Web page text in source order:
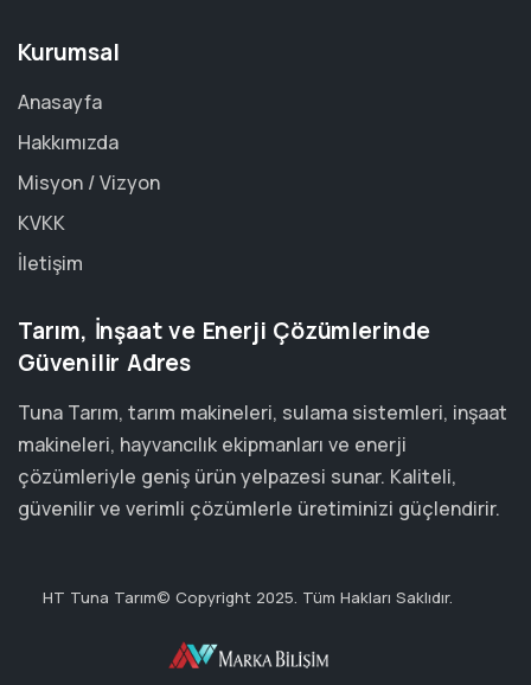
Kurumsal
Anasayfa
Hakkımızda
Misyon / Vizyon
KVKK
İletişim
Tarım, İnşaat ve Enerji Çözümlerinde
Güvenilir Adres
Tuna Tarım, tarım makineleri, sulama sistemleri, inşaat
makineleri, hayvancılık ekipmanları ve enerji
çözümleriyle geniş ürün yelpazesi sunar. Kaliteli,
güvenilir ve verimli çözümlerle üretiminizi güçlendirir.
HT Tuna Tarım© Copyright 2025. Tüm Hakları Saklıdır.